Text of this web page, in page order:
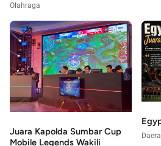
Olahraga
Juara Kapolda Sumbar Cup
Mobile Legends Wakili